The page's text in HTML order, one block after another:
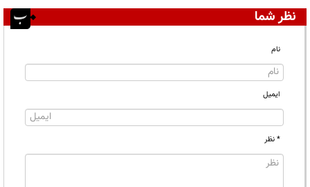
نظر شما
نام
ایمیل
* نظر